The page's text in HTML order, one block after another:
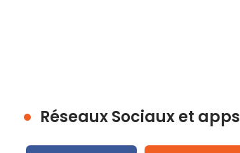
Réseaux Sociaux et apps